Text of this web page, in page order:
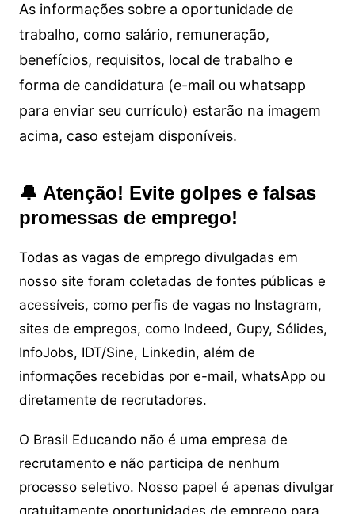
As informações sobre a oportunidade de
trabalho, como salário, remuneração,
benefícios, requisitos, local de trabalho e
forma de candidatura (e-mail ou whatsapp
para enviar seu currículo) estarão na imagem
acima, caso estejam disponíveis.
🔔 Atenção! Evite golpes e falsas
promessas de emprego!
Todas as vagas de emprego divulgadas em
nosso site foram coletadas de fontes públicas e
acessíveis, como perfis de vagas no Instagram,
sites de empregos, como Indeed, Gupy, Sólides,
InfoJobs, IDT/Sine, Linkedin, além de
informações recebidas por e-mail, whatsApp ou
diretamente de recrutadores.
O Brasil Educando não é uma empresa de
recrutamento e não participa de nenhum
processo seletivo. Nosso papel é apenas divulgar